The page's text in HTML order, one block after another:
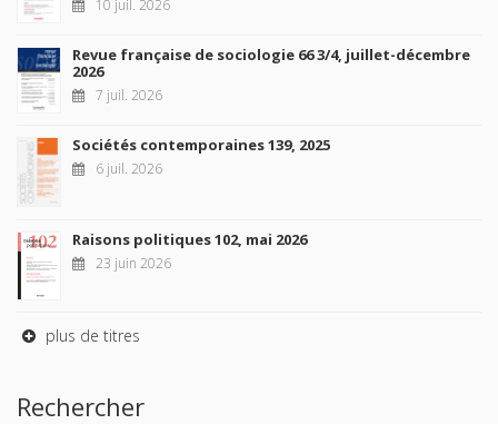
10 juil. 2026
Revue française de sociologie 66 3/4, juillet-décembre
2026
7 juil. 2026
Sociétés contemporaines 139, 2025
6 juil. 2026
Raisons politiques 102, mai 2026
23 juin 2026
plus de titres
Rechercher